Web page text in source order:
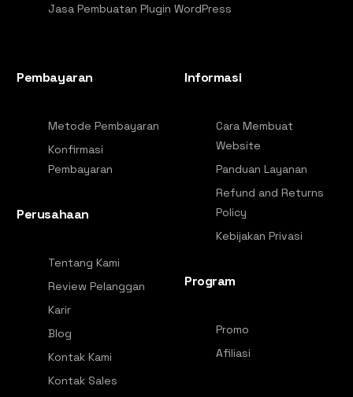
Jasa Pembuatan Plugin WordPress
Pembayaran
Metode Pembayaran
Konfirmasi
Pembayaran
Perusahaan
Tentang Kami
Review Pelanggan
Karir
Blog
Kontak Kami
Kontak Sales
Informasi
Cara Membuat
Website
Panduan Layanan
Refund and Returns
Policy
Kebijakan Privasi
Program
Promo
Afiliasi